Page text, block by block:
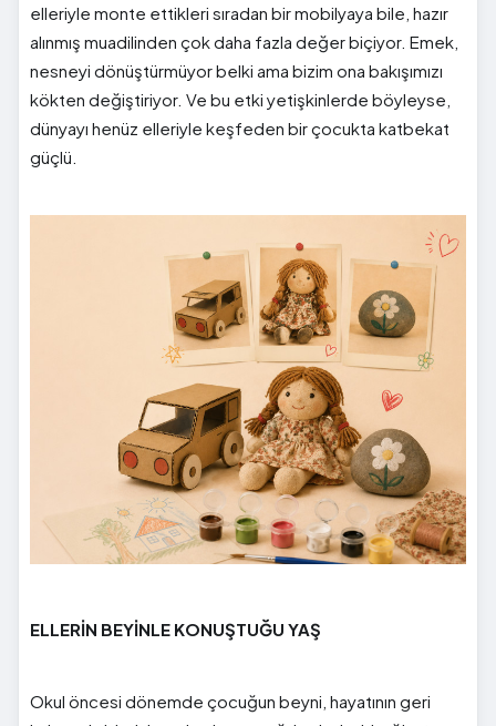
elleriyle monte ettikleri sıradan bir mobilyaya bile, hazır
alınmış muadilinden çok daha fazla değer biçiyor. Emek,
nesneyi dönüştürmüyor belki ama bizim ona bakışımızı
kökten değiştiriyor. Ve bu etki yetişkinlerde böyleyse,
dünyayı henüz elleriyle keşfeden bir çocukta katbekat
güçlü.
ELLERİN BEYİNLE KONUŞTUĞU YAŞ
Okul öncesi dönemde çocuğun beyni, hayatının geri